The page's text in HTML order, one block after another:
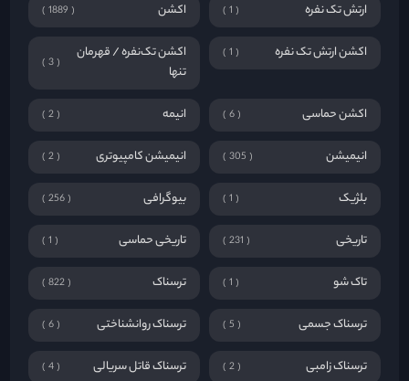
ارتش تک نفره 1 اکشن 1889
اکشن ارتش تک نفره 1
اکشن تک‌نفره / قهرمان
تنها
3
اکشن حماسی 6 انیمه 2
انیمیشن 305 انیمیشن کامپیوتری 2
بلژیک 1 بیوگرافی 256
تاریخی 231 تاریخی حماسی 1
تاک شو 1 ترسناک 822
ترسناک جسمی 5 ترسناک روانشناختی 6
ترسناک زامبی 2 ترسناک قاتل سریالی 4